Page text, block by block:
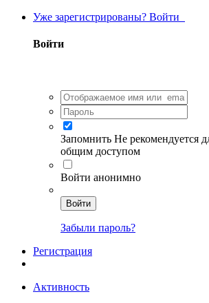
Уже зарегистрированы? Войти
Войти
Запомнить Не рекомендуется
общим доступом
Войти анонимно
Войти
Забыли пароль?
Регистрация
Активность